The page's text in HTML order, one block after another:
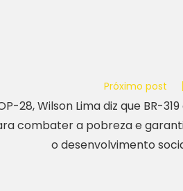
Próximo post
28, Wilson Lima diz que BR-319
combater a pobreza e
o desenvolvimento